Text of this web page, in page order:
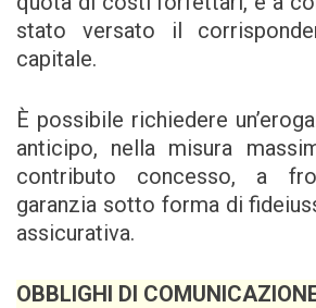
stato versato il
capitale.
È possibile richiedere
anticipo, nella misura
contributo concesso, a
garanzia sotto forma di
assicurativa.
OBBLIGHI DI